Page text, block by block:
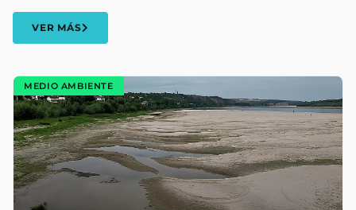
VER MÁS
MEDIO AMBIENTE